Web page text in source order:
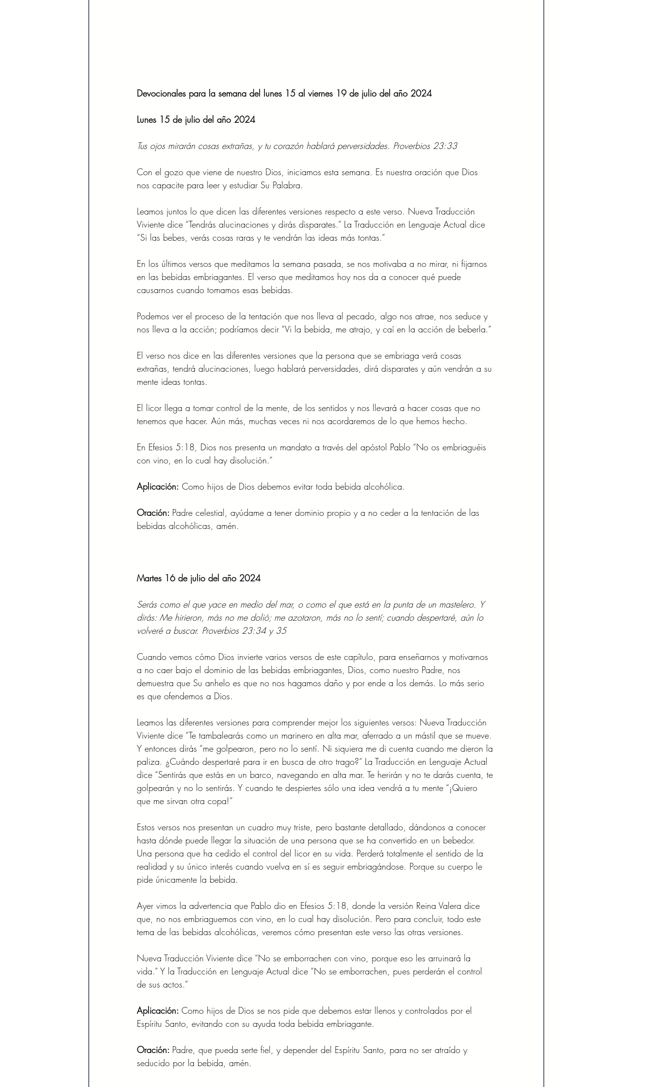
Devocionales para la semana del lunes 15 al viernes 19 de julio del año 2024
Lunes 15 de julio del año 2024
Tus ojos mirarán cosas extrañas, y tu corazón hablará perversidades. Proverbios 23:33
Con el gozo que viene de nuestro Dios, iniciamos esta semana. Es nuestra oración que Dios
nos capacite para leer y estudiar Su Palabra.
Leamos juntos lo que dicen las diferentes versiones respecto a este verso. Nueva Traducción
Viviente dice “Tendrás alucinaciones y dirás disparates.” La Traducción en Lenguaje Actual dice
“Si las bebes, verás cosas raras y te vendrán las ideas más tontas.”
En los últimos versos que meditamos la semana pasada, se nos motivaba a no mirar, ni fijarnos
en las bebidas embriagantes. El verso que meditamos hoy nos da a conocer qué puede
causarnos cuando tomamos esas bebidas.
Podemos ver el proceso de la tentación que nos lleva al pecado, algo nos atrae, nos seduce y
nos lleva a la acción; podríamos decir “Vi la bebida, me atrajo, y caí en la acción de beberla.”
El verso nos dice en las diferentes versiones que la persona que se embriaga verá cosas
extrañas, tendrá alucinaciones, luego hablará perversidades, dirá disparates y aún vendrán a su
mente ideas tontas.
El licor llega a tomar control de la mente, de los sentidos y nos llevará a hacer cosas que no
tenemos que hacer. Aún más, muchas veces ni nos acordaremos de lo que hemos hecho.
En Efesios 5:18, Dios nos presenta un mandato a través del apóstol Pablo “No os embriaguéis
con vino, en lo cual hay disolución.”
Aplicación: Como hijos de Dios debemos evitar toda bebida alcohólica.
Oración: Padre celestial, ayúdame a tener dominio propio y a no ceder a la tentación de las
bebidas alcohólicas, amén.
Martes 16 de julio del año 2024
Serás como el que yace en medio del mar, o como el que está en la punta de un mastelero. Y
dirás: Me hirieron, más no me dolió; me azotaron, más no lo sentí; cuando despertaré, aún lo
volveré a buscar. Proverbios 23:34 y 35
Cuando vemos cómo Dios invierte varios versos de este capítulo, para enseñarnos y motivarnos
a no caer bajo el dominio de las bebidas embriagantes, Dios, como nuestro Padre, nos
demuestra que Su anhelo es que no nos hagamos daño y por ende a los demás. Lo más serio
es que ofendemos a Dios.
Leamos las diferentes versiones para comprender mejor los siguientes versos: Nueva Traducción
Viviente dice “Te tambalearás como un marinero en alta mar, aferrado a un mástil que se mueve.
Y entonces dirás “me golpearon, pero no lo sentí. Ni siquiera me di cuenta cuando me dieron la
paliza. ¿Cuándo despertaré para ir en busca de otro trago?” La Traducción en Lenguaje Actual
dice “Sentirás que estás en un barco, navegando en alta mar. Te herirán y no te darás cuenta, te
golpearán y no lo sentirás. Y cuando te despiertes sólo una idea vendrá a tu mente “¡Quiero
que me sirvan otra copa!”
Estos versos nos presentan un cuadro muy triste, pero bastante detallado, dándonos a conocer
hasta dónde puede llegar la situación de una persona que se ha convertido en un bebedor.
Una persona que ha cedido el control del licor en su vida. Perderá totalmente el sentido de la
realidad y su único interés cuando vuelva en sí es seguir embriagándose. Porque su cuerpo le
pide únicamente la bebida.
Ayer vimos la advertencia que Pablo dio en Efesios 5:18, donde la versión Reina Valera dice
que, no nos embriaguemos con vino, en lo cual hay disolución. Pero para concluir, todo este
tema de las bebidas alcohólicas, veremos cómo presentan este verso las otras versiones.
Nueva Traducción Viviente dice “No se emborrachen con vino, porque eso les arruinará la
vida.” Y la Traducción en Lenguaje Actual dice “No se emborrachen, pues perderán el control
de sus actos.”
Aplicación: Como hijos de Dios se nos pide que debemos estar llenos y controlados por el
Espíritu Santo, evitando con su ayuda toda bebida embriagante.
Oración: Padre, que pueda serte fiel, y depender del Espíritu Santo, para no ser atraído y
seducido por la bebida, amén.